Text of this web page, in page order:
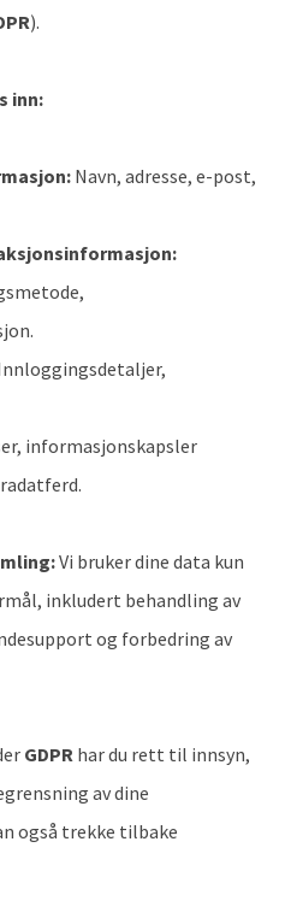
).
inn:
Navn, adresse, e-post,
informasjonskapsler
Vi bruker dine data kun
inkludert behandling av
og forbedring av
GDPR har du rett til innsyn,
av dine
også trekke tilbake